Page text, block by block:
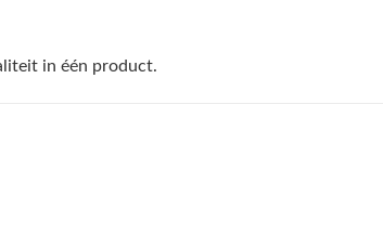
in één product.